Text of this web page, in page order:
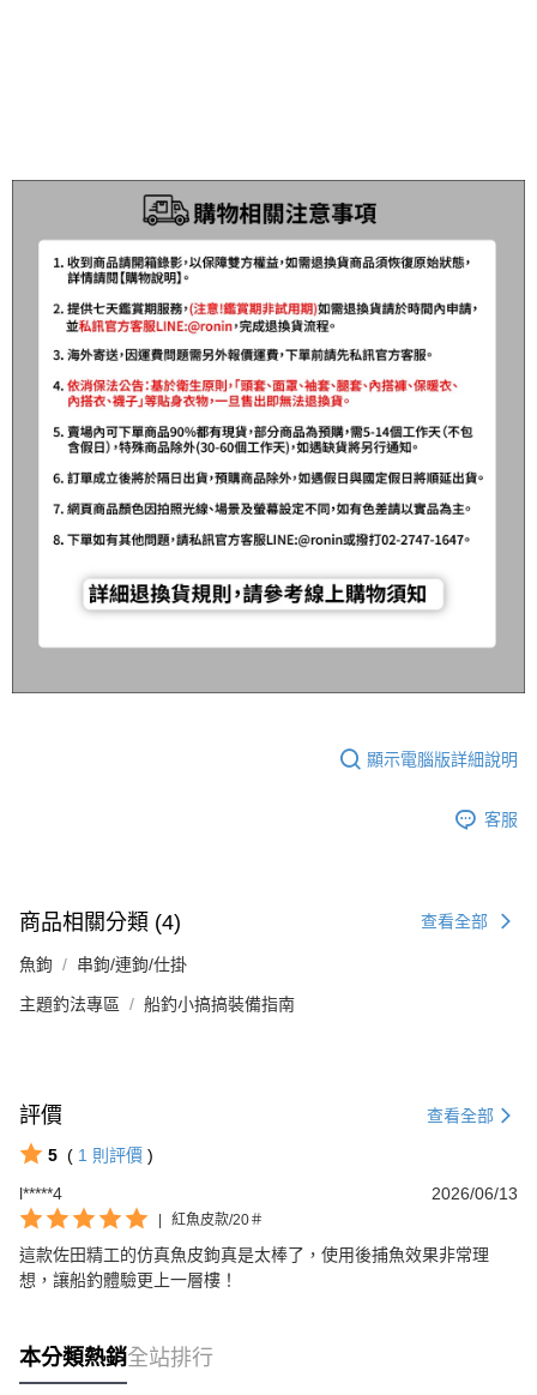
顯示電腦版詳細說明
客服
商品相關分類 (4) 查看全部
魚鉤 串鉤/連鉤/仕掛
主題釣法專區 船釣小搞搞裝備指南
評價 查看全部
5 ( 1 則評價 )
l*****4
2026/06/13
紅魚皮款/20＃
這款佐田精工的仿真魚皮鉤真是太棒了，使用後捕魚效果非常理
想，讓船釣體驗更上一層樓！
本分類熱銷全站排行